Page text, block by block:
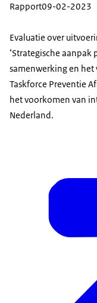
Rapport09-02-2023
Evaluatie over
‘Strategische aanpak
samenwerking en het
Taskforce Preventie
het voorkomen van
Nederland.